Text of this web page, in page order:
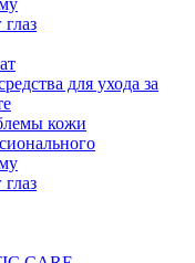
для ухода за
кожи